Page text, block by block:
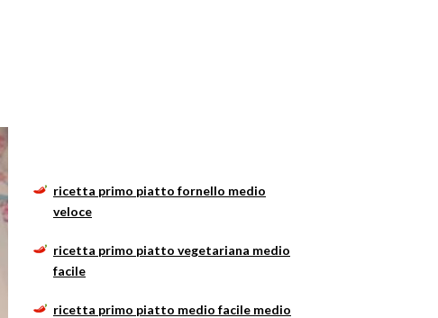
ricetta primo piatto fornello medio
veloce
ricetta primo piatto vegetariana medio
facile
ricetta primo piatto medio facile medio